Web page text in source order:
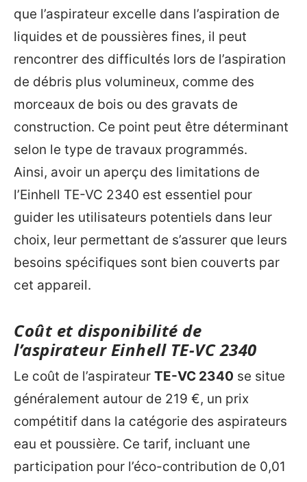
que l’aspirateur excelle dans l’aspiration de
liquides et de poussières fines, il peut
rencontrer des difficultés lors de l’aspiration
de débris plus volumineux, comme des
morceaux de bois ou des gravats de
construction. Ce point peut être déterminant
selon le type de travaux programmés.
Ainsi, avoir un aperçu des limitations de
l’Einhell TE-VC 2340 est essentiel pour
guider les utilisateurs potentiels dans leur
choix, leur permettant de s’assurer que leurs
besoins spécifiques sont bien couverts par
cet appareil.
Coût et disponibilité de
l’aspirateur Einhell TE-VC 2340
Le coût de l’aspirateur TE-VC 2340 se situe
généralement autour de 219 €, un prix
compétitif dans la catégorie des aspirateurs
eau et poussière. Ce tarif, incluant une
participation pour l’éco-contribution de 0,01